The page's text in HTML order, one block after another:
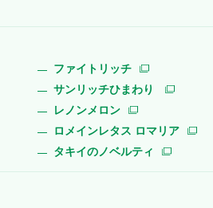
ファイトリッチ
サンリッチひまわり
レノンメロン
ロメインレタス ロマリア
タキイのノベルティ